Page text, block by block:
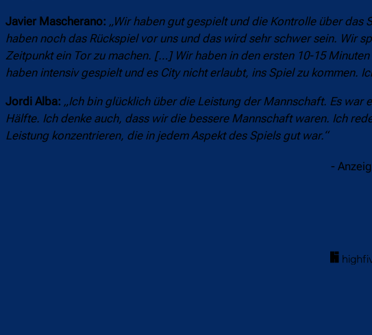
Javier Mascherano: „Wir haben gut gespielt und die Kontrolle über das
haben noch das Rückspiel vor uns und das wird sehr schwer sein. Wir
Zeitpunkt ein Tor zu machen. […] Wir haben in den ersten 10-15
haben intensiv gespielt und es City nicht erlaubt, ins Spiel zu kommen.
Jordi Alba: „Ich bin glücklich über die Leistung der Mannschaft. Es war
Hälfte. Ich denke auch, dass wir die bessere Mannschaft waren. Ich
Leistung konzentrieren, die in jedem Aspekt des Spiels gut war.“
-